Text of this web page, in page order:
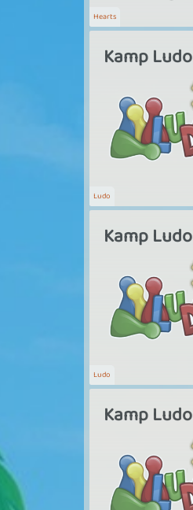
Hearts
Kamp Ludo
Ludo
Kamp Ludo
Ludo
Kamp Ludo